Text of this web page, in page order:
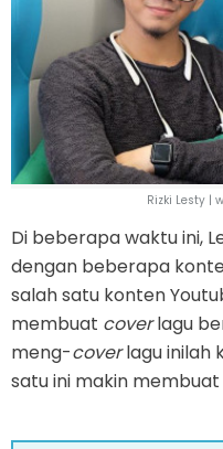
Rizki Lesty |
Di beberapa waktu ini,
dengan beberapa
salah satu konten
membuat coverlagu
meng-coverlagu inilah
satu ini makin